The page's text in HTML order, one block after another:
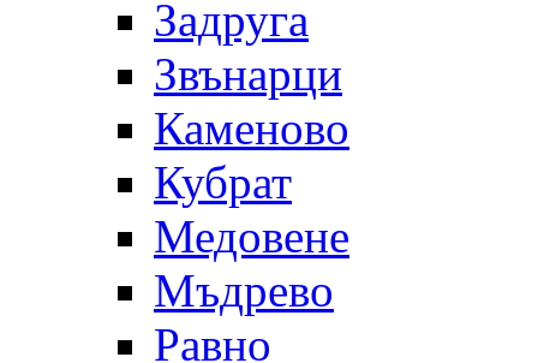
Задруга
Звънарци
Каменово
Кубрат
Медовене
Мъдрево
Равно